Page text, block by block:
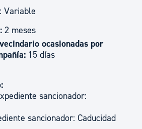
Variable
2 meses
ocasionadas por
15 días
sancionador:
sancionador: Caducidad